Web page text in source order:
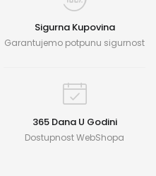
Sigurna Kupovina
Garantujemo potpunu sigurnost
365 Dana U Godini
Dostupnost WebShopa